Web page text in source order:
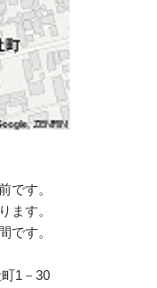
です。
ます。
です。
1－30